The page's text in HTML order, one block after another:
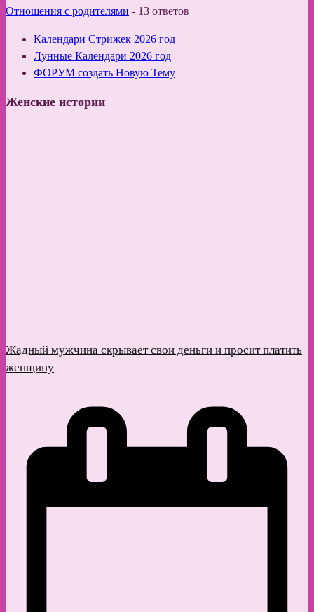
Отношения с родителями - 13 ответов
Календари Стрижек 2026 год
Лунные Календари 2026 год
ФОРУМ создать Новую Тему
Женские истории
Жадный мужчина скрывает свои деньги и просит платить
женщину